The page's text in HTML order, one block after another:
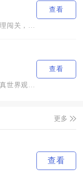
查看
查看
更多
查看